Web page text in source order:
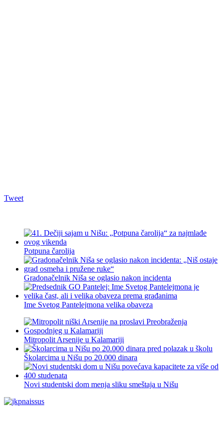
Tweet
Potpuna čarolija
Gradonačelnik Niša se oglasio nakon incidenta
Ime Svetog Pantelejmona velika obaveza
Mitropolit Arsenije u Kalamariji
Školarcima u Nišu po 20.000 dinara
Novi studentski dom menja sliku smeštaja u Nišu